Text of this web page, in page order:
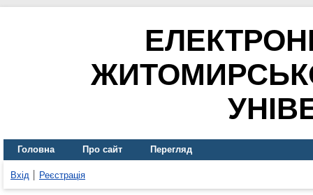
Головна Про сайт Перегляд
Вхід Реєстрація